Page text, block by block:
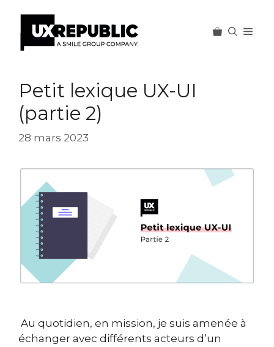
contenuPetit lexique UX-UI
(partie 2)
28 mars 2023
Au quotidien, en mission, je suis amenée à
échanger avec différents acteurs d’un